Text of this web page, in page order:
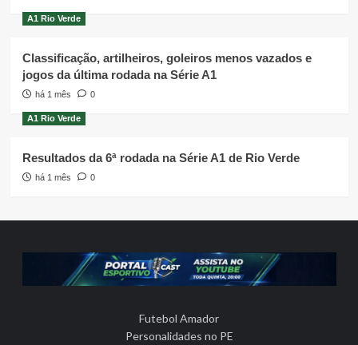
A1 Rio Verde
Classificação, artilheiros, goleiros menos vazados e
jogos da última rodada na Série A1
há 1 mês 0
A1 Rio Verde
Resultados da 6ª rodada na Série A1 de Rio Verde
há 1 mês 0
Futebol Amador
Personalidades no PE